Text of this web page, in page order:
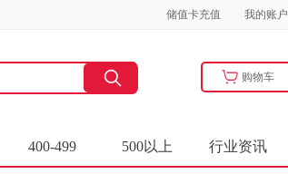
储值卡充值 我的账户
购物车
400-499 500以上 行业资讯